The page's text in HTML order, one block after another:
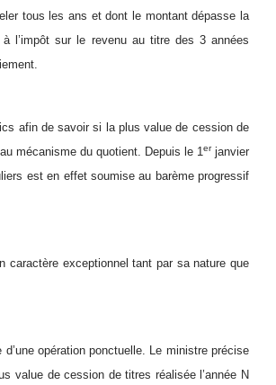
tous les ans et dont le montant dépasse la
l’impôt sur le revenu au titre des 3 années
afin de savoir si la plus value de cession de
mécanisme du quotient. Depuis le 1erjanvier
est en effet soumise au barème progressif
caractère exceptionnel tant par sa nature que
opération ponctuelle. Le ministre précise
value de cession de titres réalisée l’année N